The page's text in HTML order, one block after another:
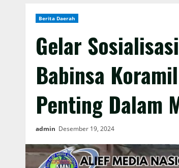
Berita Daerah
Gelar
Babinsa
Penting Dalam
admin Desember 19, 2024